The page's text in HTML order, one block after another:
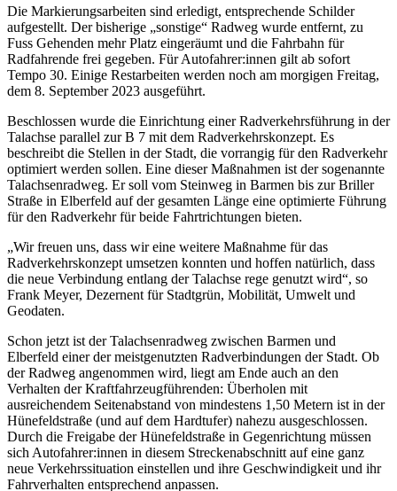
Die Markierungsarbeiten sind erledigt, entsprechende Schilder
aufgestellt. Der bisherige „sonstige“ Radweg wurde entfernt, zu
Fuss Gehenden mehr Platz eingeräumt und die Fahrbahn für
Radfahrende frei gegeben. Für Autofahrer:innen gilt ab sofort
Tempo 30. Einige Restarbeiten werden noch am morgigen Freitag,
dem 8. September 2023 ausgeführt.
Beschlossen wurde die Einrichtung einer Radverkehrsführung in der
Talachse parallel zur B 7 mit dem Radverkehrskonzept. Es
beschreibt die Stellen in der Stadt, die vorrangig für den Radverkehr
optimiert werden sollen. Eine dieser Maßnahmen ist der sogenannte
Talachsenradweg. Er soll vom Steinweg in Barmen bis zur Briller
Straße in Elberfeld auf der gesamten Länge eine optimierte Führung
für den Radverkehr für beide Fahrtrichtungen bieten.
„Wir freuen uns, dass wir eine weitere Maßnahme für das
Radverkehrskonzept umsetzen konnten und hoffen natürlich, dass
die neue Verbindung entlang der Talachse rege genutzt wird“, so
Frank Meyer, Dezernent für Stadtgrün, Mobilität, Umwelt und
Geodaten.
Schon jetzt ist der Talachsenradweg zwischen Barmen und
Elberfeld einer der meistgenutzten Radverbindungen der Stadt. Ob
der Radweg angenommen wird, liegt am Ende auch an den
Verhalten der Kraftfahrzeugführenden: Überholen mit
ausreichendem Seitenabstand von mindestens 1,50 Metern ist in der
Hünefeldstraße (und auf dem Hardtufer) nahezu ausgeschlossen.
Durch die Freigabe der Hünefeldstraße in Gegenrichtung müssen
sich Autofahrer:innen in diesem Streckenabschnitt auf eine ganz
neue Verkehrssituation einstellen und ihre Geschwindigkeit und ihr
Fahrverhalten entsprechend anpassen.